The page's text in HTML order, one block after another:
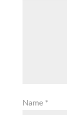
Name *